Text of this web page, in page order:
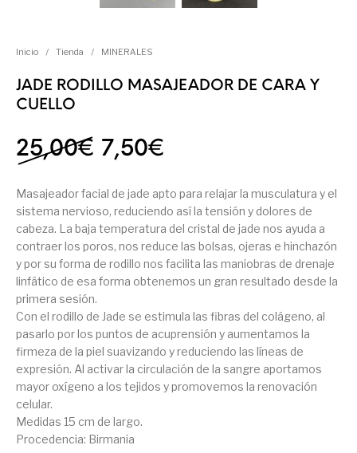
Inicio / Tienda / MINERALES
JADE RODILLO MASAJEADOR DE CARA Y
CUELLO
25,00€ 7,50€
Masajeador facial de jade apto para relajar la musculatura y el
sistema nervioso, reduciendo así la tensión y dolores de
cabeza. La baja temperatura del cristal de jade nos ayuda a
contraer los poros, nos reduce las bolsas, ojeras e hinchazón
y por su forma de rodillo nos facilita las maniobras de drenaje
linfático de esa forma obtenemos un gran resultado desde la
primera sesión.
Con el rodillo de Jade se estimula las fibras del colágeno, al
pasarlo por los puntos de acuprensión y aumentamos la
firmeza de la piel suavizando y reduciendo las líneas de
expresión. Al activar la circulación de la sangre aportamos
mayor oxígeno a los tejidos y promovemos la renovación
celular.
Medidas 15 cm de largo.
Procedencia: Birmania